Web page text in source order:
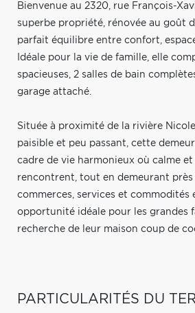
Bienvenue au 2320, rue François-
superbe propriété, rénovée au goût
parfait équilibre entre confort,
Idéale pour la vie de famille, elle
spacieuses, 2 salles de bain
garage attaché.
Située à proximité de la rivière
paisible et peu passant, cette
cadre de vie harmonieux où calme
rencontrent, tout en demeurant près
commerces, services et commodités
opportunité idéale pour les grandes
recherche de leur maison coup de
PARTICULARITÉS DU